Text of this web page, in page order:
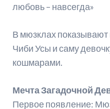
любовь – навсегда»
В мюзклах показывают
Чиби Усы и саму
кошмарами.
Мечта Загадочной
Первое появление: